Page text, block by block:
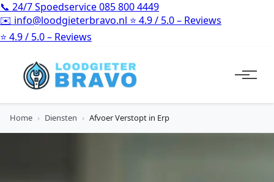
📞 24/7 Spoedservice085 800 4449
✉️ info@loodgieterbravo.nl ⭐ 4.9 / 5.0 – Reviews
⭐ 4.9 / 5.0 – Reviews
Home › Diensten › Afvoer Verstopt in Erp